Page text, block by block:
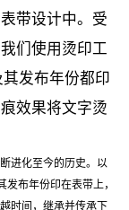
带设计中。受
们使用烫印工
发布年份都印
效果将文字烫
进化至今的历史。以
布年份印在表带上，
时间，继承并传承下